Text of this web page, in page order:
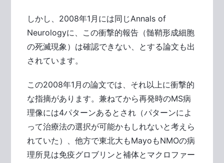
しかし、2008年1月には同じAnnals of
Neurologyに、この衝撃的報告（髄鞘形成細胞
の死滅現象）は確認できない、とする論文も出
されています。
この2008年1月の論文では、それ以上に衝撃的
な指摘があります。兼ねてから再発時のMS病
理像には4パターンあるとされ（パターンによ
って治療法の選択が可能かもしれないと考えら
れていた）、他方で東北大もMayoもNMOの病
理所見は免疫グロブリンと補体とマクロファー